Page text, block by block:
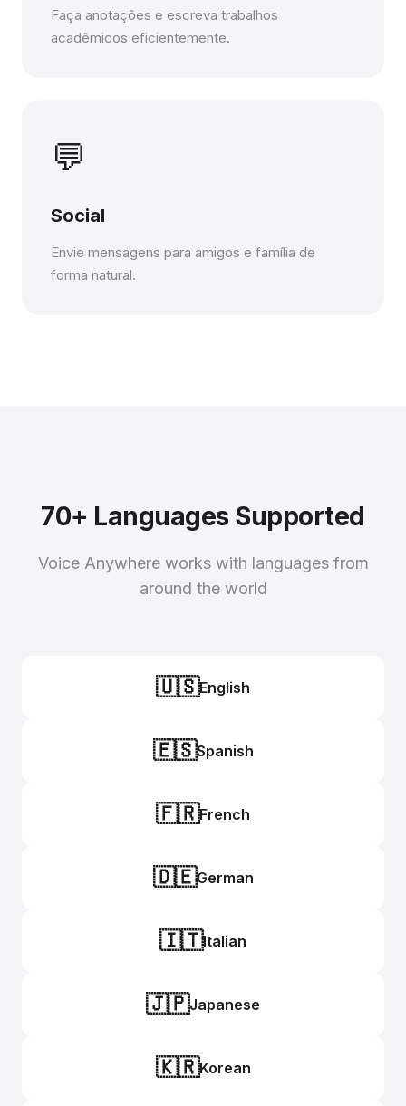
Faça anotações e escreva trabalhos
acadêmicos eficientemente.
💬
Social
Envie mensagens para amigos e família de
forma natural.
70+ Languages Supported
Voice Anywhere works with languages from
around the world
🇺🇸English
🇪🇸Spanish
🇫🇷French
🇩🇪German
🇮🇹Italian
🇯🇵Japanese
🇰🇷Korean